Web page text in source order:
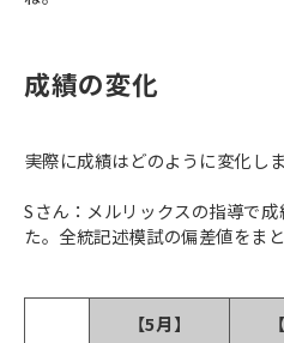
成績の変化
――実際に成績はどのように変化しま
Sさん：メルリックスの指導で
た。全統記述模試の偏差値をまと
【5月】